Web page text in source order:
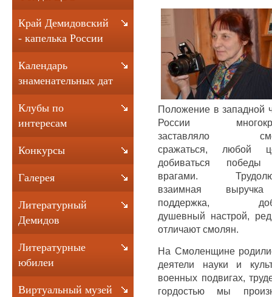
Положение в западной
России
заставляло
сражаться, любой
добиваться победы
врагами.
взаимная
поддержка,
душевный настрой,
отличают смолян.
На Смоленщине
деятели науки и
военных подвигах,
гордостью мы
Край Демидовский
- капелька России
Календарь
знаменательных дат
Клубы по
интересам
Конкурсы
Галерея
Литературный
Демидов
Литературные
юбилеи
Виртуальный музей